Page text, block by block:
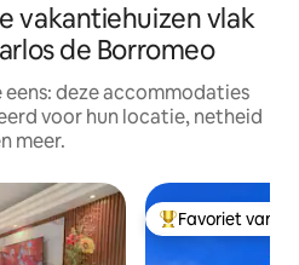
vakantiehuizen vlak
de Borromeo
deze accommodaties
voor hun locatie, netheid
meer.
Topfavoriet van
Favoriet van